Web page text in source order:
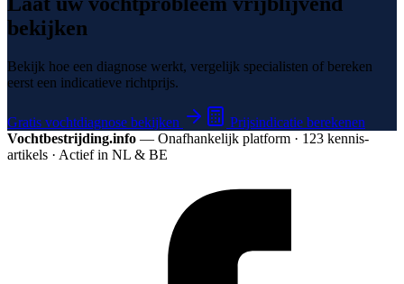
bekijken
Bekijk hoe een diagnose werkt, vergelijk specialisten of bereken
eerst een indicatieve richtprijs.
Gratis vochtdiagnose bekijken
Prijsindicatie berekenen
Vochtbestrijding.info — Onafhankelijk platform · 123 kennis­
artikels · Actief in NL & BE